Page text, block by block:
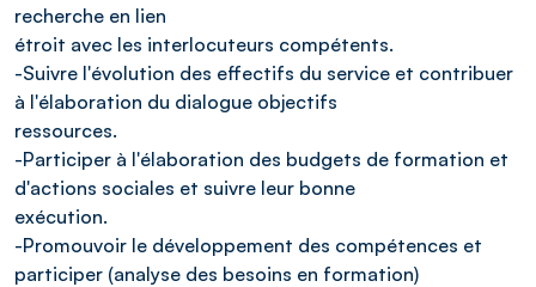
recherche en lien
étroit avec les interlocuteurs compétents.
-Suivre l'évolution des effectifs du service et contribuer
à l'élaboration du dialogue objectifs
ressources.
-Participer à l'élaboration des budgets de formation et
d'actions sociales et suivre leur bonne
exécution.
-Promouvoir le développement des compétences et
participer (analyse des besoins en formation)